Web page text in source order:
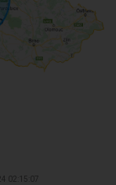
02:15:07